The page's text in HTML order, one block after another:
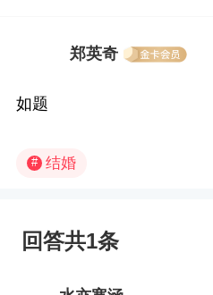
郑英奇
如题
# 结婚
回答共1条